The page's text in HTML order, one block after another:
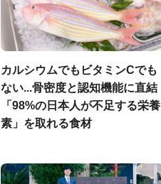
カルシウムでもビタミンCでも
ない...骨密度と認知機能に直結
「98%の日本人が不足する栄養
素」を取れる食材